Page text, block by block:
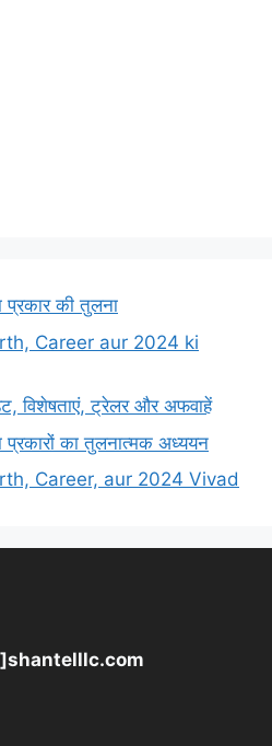
की तुलना
Career aur 2024 ki
विशेषताएं, ट्रेलर और अफवाहें
का तुलनात्मक अध्ययन
Career, aur 2024 Vivad